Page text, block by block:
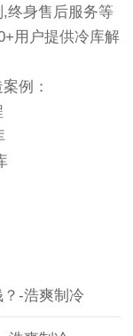
终身售后服务等
用户提供冷库解
例：
-浩爽制冷